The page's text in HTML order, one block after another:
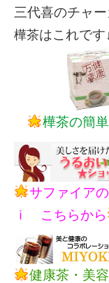
三代喜のチャ
樺茶はこれで
樺茶の簡
サファイア
ｉ こちらから
健康茶・美